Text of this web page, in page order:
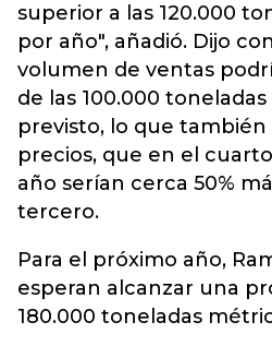
superior a las 120.000
por año", añadió. Dijo
volumen de ventas
de las 100.000
previsto, lo que
precios, que en el
año serían cerca 50%
tercero.
Para el próximo año,
esperan alcanzar una
180.000 toneladas